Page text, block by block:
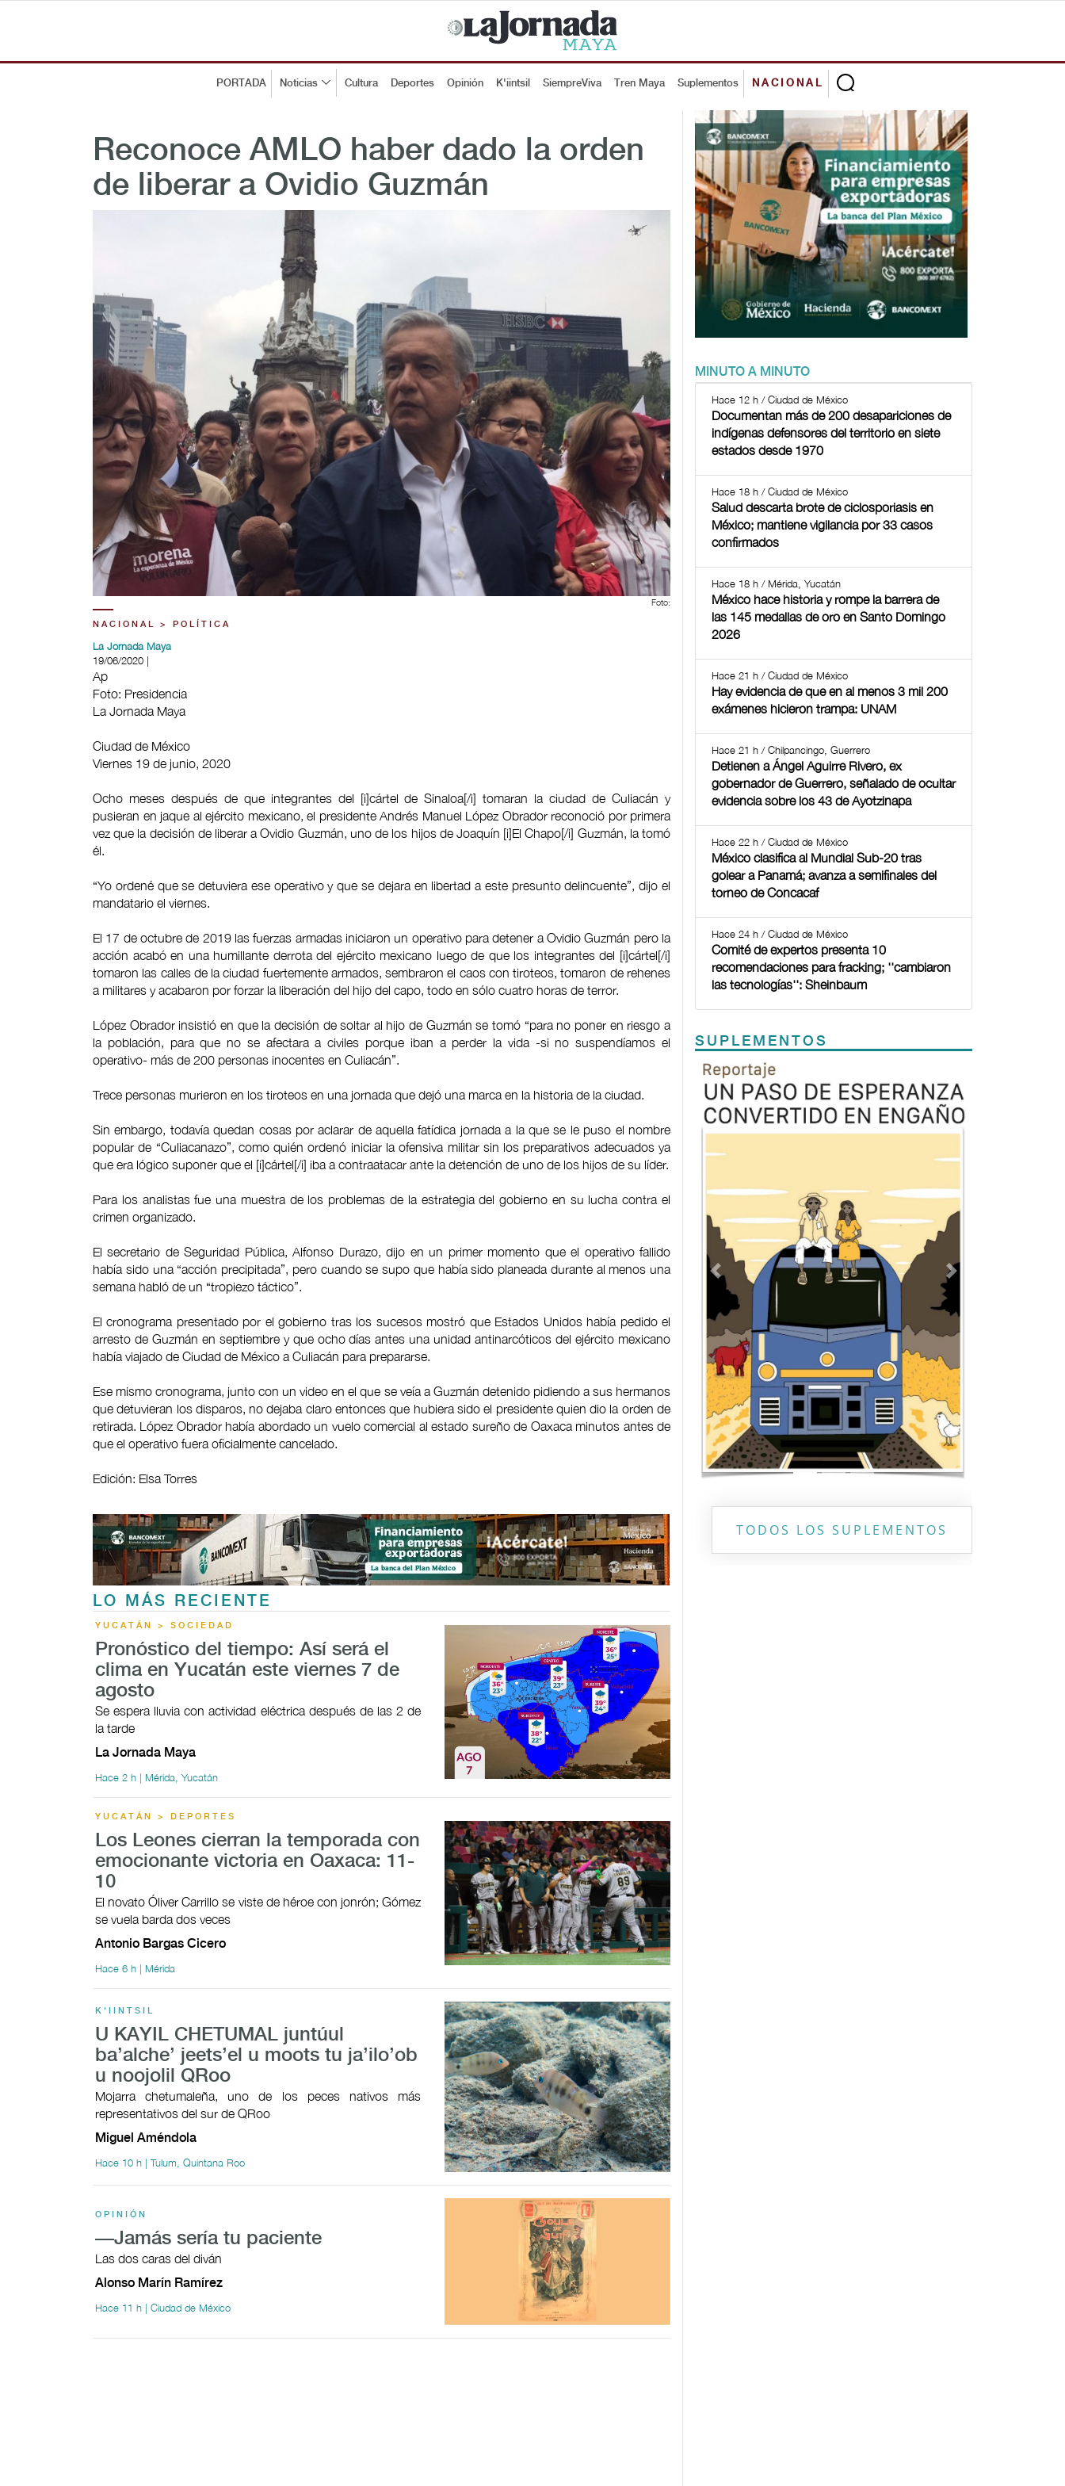
PORTADA Noticias Cultura Deportes Opinión K'iintsil SiempreViva Tren Maya Suplementos NACIONAL
Reconoce AMLO haber dado la orden
de liberar a Ovidio Guzmán
Foto:
NACIONAL > POLÍTICA
La Jornada Maya
19/06/2020 |
Ap
Foto: Presidencia
La Jornada Maya
Ciudad de México
Viernes 19 de junio, 2020
Ocho meses después de que integrantes del [i]cártel de Sinaloa[/i] tomaran la ciudad de Culiacán y
pusieran en jaque al ejército mexicano, el presidente Andrés Manuel López Obrador reconoció por primera
vez que la decisión de liberar a Ovidio Guzmán, uno de los hijos de Joaquín [i]El Chapo[/i] Guzmán, la tomó
él.
“Yo ordené que se detuviera ese operativo y que se dejara en libertad a este presunto delincuente”, dijo el
mandatario el viernes.
El 17 de octubre de 2019 las fuerzas armadas iniciaron un operativo para detener a Ovidio Guzmán pero la
acción acabó en una humillante derrota del ejército mexicano luego de que los integrantes del [i]cártel[/i]
tomaron las calles de la ciudad fuertemente armados, sembraron el caos con tiroteos, tomaron de rehenes
a militares y acabaron por forzar la liberación del hijo del capo, todo en sólo cuatro horas de terror.
López Obrador insistió en que la decisión de soltar al hijo de Guzmán se tomó “para no poner en riesgo a
la población, para que no se afectara a civiles porque iban a perder la vida -si no suspendíamos el
operativo- más de 200 personas inocentes en Culiacán”.
Trece personas murieron en los tiroteos en una jornada que dejó una marca en la historia de la ciudad.
Sin embargo, todavía quedan cosas por aclarar de aquella fatídica jornada a la que se le puso el nombre
popular de “Culiacanazo”, como quién ordenó iniciar la ofensiva militar sin los preparativos adecuados ya
que era lógico suponer que el [i]cártel[/i] iba a contraatacar ante la detención de uno de los hijos de su líder.
Para los analistas fue una muestra de los problemas de la estrategia del gobierno en su lucha contra el
crimen organizado.
El secretario de Seguridad Pública, Alfonso Durazo, dijo en un primer momento que el operativo fallido
había sido una “acción precipitada”, pero cuando se supo que había sido planeada durante al menos una
semana habló de un “tropiezo táctico”.
El cronograma presentado por el gobierno tras los sucesos mostró que Estados Unidos había pedido el
arresto de Guzmán en septiembre y que ocho días antes una unidad antinarcóticos del ejército mexicano
había viajado de Ciudad de México a Culiacán para prepararse.
Ese mismo cronograma, junto con un video en el que se veía a Guzmán detenido pidiendo a sus hermanos
que detuvieran los disparos, no dejaba claro entonces que hubiera sido el presidente quien dio la orden de
retirada. López Obrador había abordado un vuelo comercial al estado sureño de Oaxaca minutos antes de
que el operativo fuera oficialmente cancelado.
Edición: Elsa Torres
LO MÁS RECIENTE
YUCATÁN > SOCIEDAD
Pronóstico del tiempo: Así será el
clima en Yucatán este viernes 7 de
agosto
Se espera lluvia con actividad eléctrica después de las 2 de
la tarde
La Jornada Maya
Hace 2 h | Mérida, Yucatán
YUCATÁN > DEPORTES
Los Leones cierran la temporada con
emocionante victoria en Oaxaca: 11-
10
El novato Óliver Carrillo se viste de héroe con jonrón; Gómez
se vuela barda dos veces
Antonio Bargas Cicero
Hace 6 h | Mérida
K'IINTSIL
U KAYIL CHETUMAL juntúul
ba’alche’ jeets’el u moots tu ja’ilo’ob
u noojolil QRoo
Mojarra chetumaleña, uno de los peces nativos más
representativos del sur de QRoo
Miguel Améndola
Hace 10 h | Tulum, Quintana Roo
OPINIÓN
—Jamás sería tu paciente
Las dos caras del diván
Alonso Marín Ramírez
Hace 11 h | Ciudad de México
MINUTO A MINUTO
Hace 12 h / Ciudad de México
Documentan más de 200 desapariciones de
indígenas defensores del territorio en siete
estados desde 1970
Hace 18 h / Ciudad de México
Salud descarta brote de ciclosporiasis en
México; mantiene vigilancia por 33 casos
confirmados
Hace 18 h / Mérida, Yucatán
México hace historia y rompe la barrera de
las 145 medallas de oro en Santo Domingo
2026
Hace 21 h / Ciudad de México
Hay evidencia de que en al menos 3 mil 200
exámenes hicieron trampa: UNAM
Hace 21 h / Chilpancingo, Guerrero
Detienen a Ángel Aguirre Rivero, ex
gobernador de Guerrero, señalado de ocultar
evidencia sobre los 43 de Ayotzinapa
Hace 22 h / Ciudad de México
México clasifica al Mundial Sub-20 tras
golear a Panamá; avanza a semifinales del
torneo de Concacaf
Hace 24 h / Ciudad de México
Comité de expertos presenta 10
recomendaciones para fracking; ''cambiaron
las tecnologías'': Sheinbaum
SUPLEMENTOS
Previous Next
TODOS LOS SUPLEMENTOS